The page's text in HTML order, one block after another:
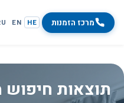
מרכז הזמנות HE
EN
תוצאות חיפוש